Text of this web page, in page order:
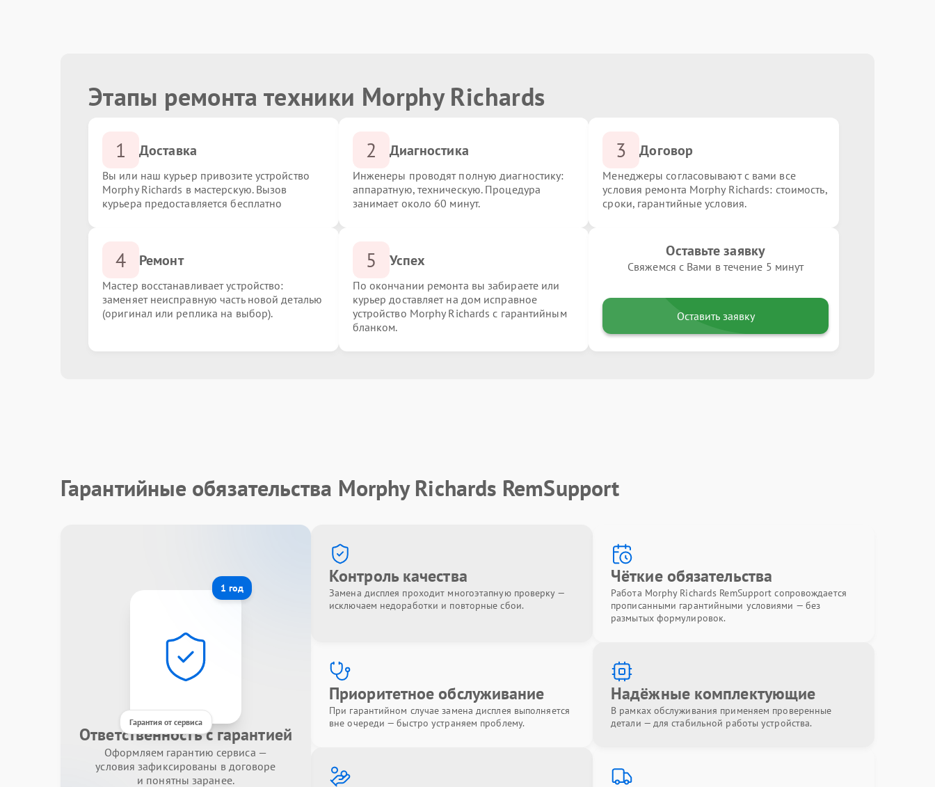
Этапы ремонта техники Morphy Richards
1 Доставка
Вы или наш курьер привозите устройство
Morphy Richards в мастерскую. Вызов
курьера предоставляется бесплатно
2 Диагностика
Инженеры проводят полную диагностику:
аппаратную, техническую. Процедура
занимает около 60 минут.
3 Договор
Менеджеры согласовывают с вами все
условия ремонта Morphy Richards: стоимость,
сроки, гарантийные условия.
4 Ремонт
Мастер восстанавливает устройство:
заменяет неисправную часть новой деталью
(оригинал или реплика на выбор).
5 Успех
По окончании ремонта вы забираете или
курьер доставляет на дом исправное
устройство Morphy Richards с гарантийным
бланком.
Оставьте заявку
Свяжемся с Вами в течение 5 минут
Оставить заявку
Гарантийные обязательства Morphy Richards RemSupport
1 год
Гарантия от сервиса
Ответственность с гарантией
Оформляем гарантию сервиса —
условия зафиксированы в договоре
и понятны заранее.
Контроль качества
Замена дисплея проходит многоэтапную проверку —
исключаем недоработки и повторные сбои.
Чёткие обязательства
Работа Morphy Richards RemSupport сопровождается
прописанными гарантийными условиями — без
размытых формулировок.
Приоритетное обслуживание
При гарантийном случае замена дисплея выполняется
вне очереди — быстро устраняем проблему.
Надёжные комплектующие
В рамках обслуживания применяем проверенные
детали — для стабильной работы устройства.